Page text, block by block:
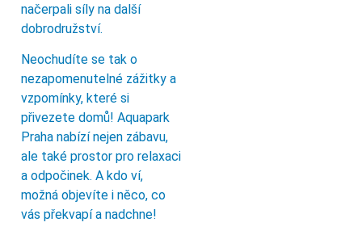
načerpali síly na další
dobrodružství.
Neochudíte se tak o
nezapomenutelné zážitky a
vzpomínky, které si
přivezete domů! Aquapark
Praha nabízí nejen zábavu,
ale také prostor pro relaxaci
a odpočinek. A kdo ví,
možná objevíte i něco, co
vás překvapí a nadchne!